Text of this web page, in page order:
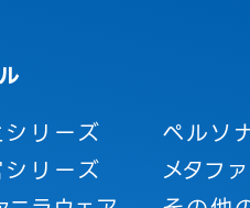
リーズ
ペルソ
リーズ
メタフ